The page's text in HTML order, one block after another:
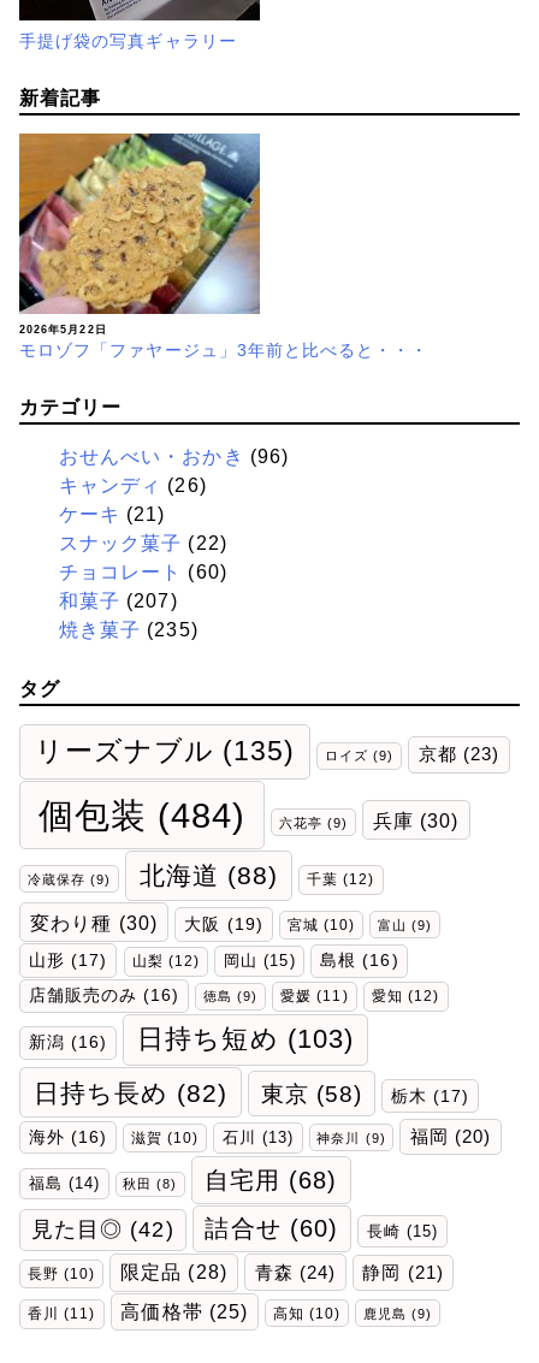
手提げ袋の写真ギャラリー
新着記事
2026年5月22日
モロゾフ「ファヤージュ」3年前と比べると・・・
カテゴリー
おせんべい・おかき (96)
キャンディ (26)
ケーキ (21)
スナック菓子 (22)
チョコレート
(60)
和菓子 (207)
焼き菓子 (235)
タグ
リーズナブル (135) ロイズ (9) 京都 (23)
個包装 (484) 六花亭 (9) 兵庫 (30)
冷蔵保存 (9) 北海道 (88) 千葉 (12)
変わり種 (30) 大阪 (19) 宮城 (10) 富山 (9)
山形 (17) 山梨 (12) 岡山 (15) 島根 (16)
店舗販売のみ (16) 徳島 (9) 愛媛 (11) 愛知 (12)
新潟 (16) 日持ち短め (103)
日持ち長め (82) 東京 (58) 栃木 (17)
海外 (16) 滋賀 (10) 石川 (13) 神奈川 (9) 福岡 (20)
福島 (14) 秋田 (8) 自宅用 (68)
見た目◎ (42) 詰合せ (60) 長崎 (15)
長野 (10) 限定品 (28) 青森 (24) 静岡 (21)
香川 (11) 高価格帯 (25) 高知 (10) 鹿児島 (9)